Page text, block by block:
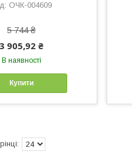
ОЧК-004609
5 744 ₴
3 905,92 ₴
В наявності
Купити